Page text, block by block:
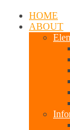
HOME
ABOUT